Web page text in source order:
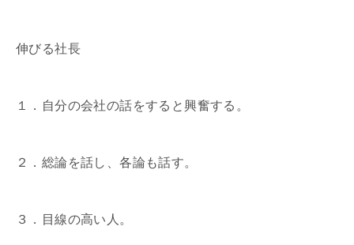
伸びる社長
１．自分の会社の話をすると興奮する。
２．総論を話し、各論も話す。
３．目線の高い人。